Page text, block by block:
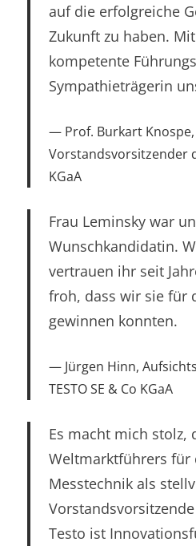
auf die erfolgreiche
Zukunft zu haben.
kompetente
Sympathieträgerin
Prof. Burkart Knospe,
Vorstandsvorsitzender
KGaA
Frau Leminsky war
Wunschkandidatin.
vertrauen ihr seit
froh, dass wir sie für
gewinnen konnten.
Jürgen Hinn,
TESTO SE & Co KGaA
Es macht mich stolz,
Weltmarktführers für
Messtechnik als
Testo ist